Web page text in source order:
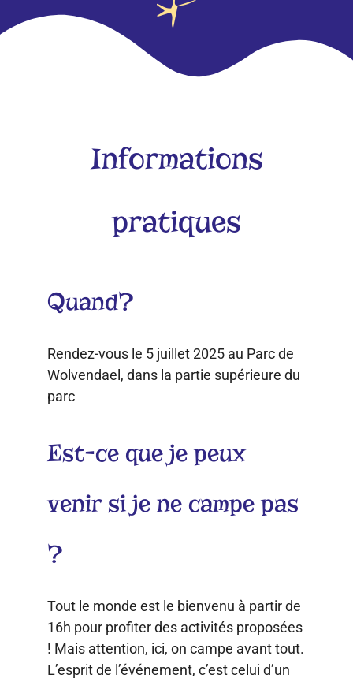
Informations
pratiques​​
Quand?
Rendez-vous le 5 juillet 2025 au Parc de
Wolvendael, dans la partie supérieure du
parc
Est-ce que je peux
venir si je ne campe pas
?
Tout le monde est le bienvenu à partir de
16h pour profiter des activités proposées
! Mais attention, ici, on campe avant tout.
L’esprit de l’événement, c’est celui d’un